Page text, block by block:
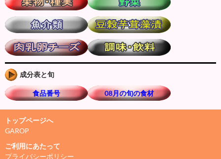
成分表と旬
食品番号 08月の旬の食材
トップページへ
GAROP
ご利用にあたって
プライバシーポリシー